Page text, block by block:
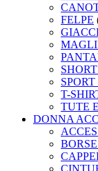
FELPE
T-
TUTE
DONNA